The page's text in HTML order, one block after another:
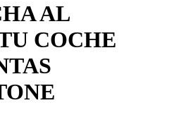
AL
COCHE